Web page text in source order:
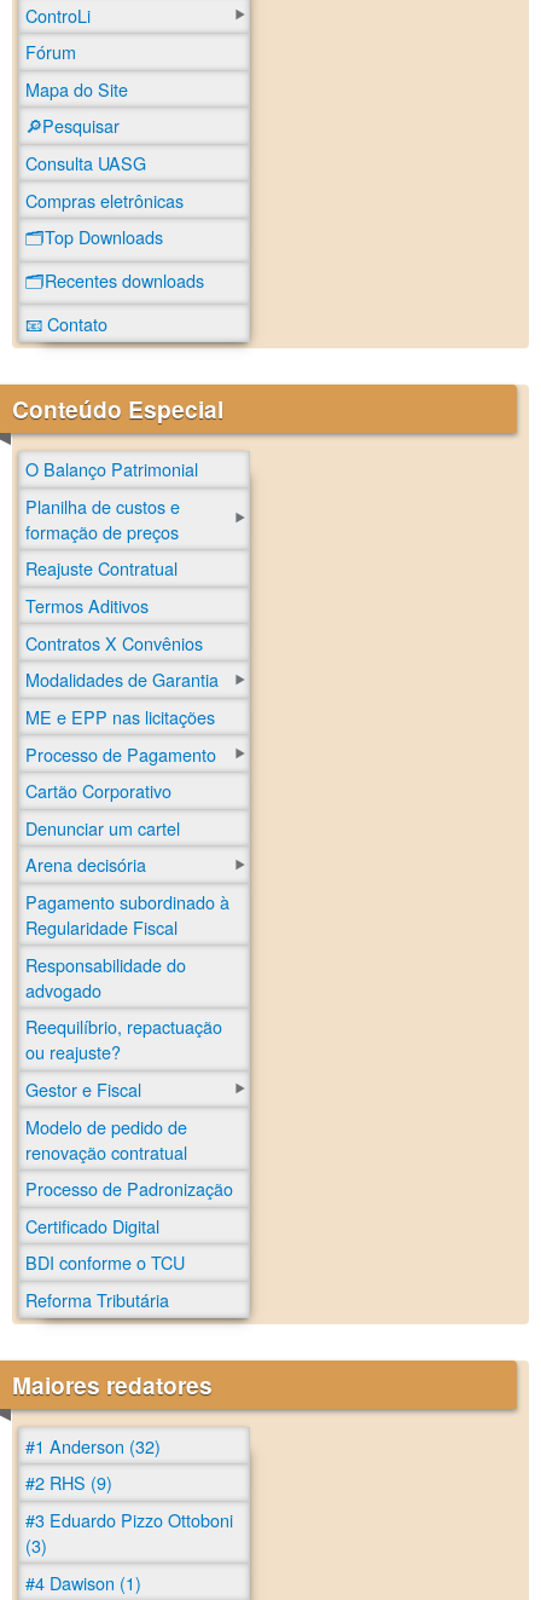
ControLi
Fórum
Mapa do Site
🔎Pesquisar
Consulta UASG
Compras eletrônicas
🗂️Top Downloads
🗂️Recentes downloads
📧 Contato
Conteúdo Especial
O Balanço Patrimonial
Planilha de custos e
formação de preços
Reajuste Contratual
Termos Aditivos
Contratos X Convênios
Modalidades de Garantia
ME e EPP nas licitações
Processo de Pagamento
Cartão Corporativo
Denunciar um cartel
Arena decisória
Pagamento subordinado à
Regularidade Fiscal
Responsabilidade do
advogado
Reequilíbrio, repactuação
ou reajuste?
Gestor e Fiscal
Modelo de pedido de
renovação contratual
Processo de Padronização
Certificado Digital
BDI conforme o TCU
Reforma Tributária
Maiores redatores
#1 Anderson (32)
#2 RHS (9)
#3 Eduardo Pizzo Ottoboni
(3)
#4 Dawison (1)